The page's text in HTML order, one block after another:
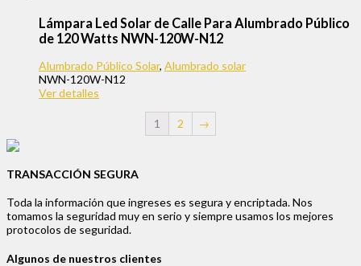
Lámpara Led Solar de Calle Para Alumbrado Público
de 120 Watts NWN-120W-N12
Alumbrado Público Solar, Alumbrado solar
NWN-120W-N12
Ver detalles
1 2 →
TRANSACCIÓN SEGURA
Toda la información que ingreses es segura y encriptada. Nos
tomamos la seguridad muy en serio y siempre usamos los mejores
protocolos de seguridad.
Algunos de nuestros clientes